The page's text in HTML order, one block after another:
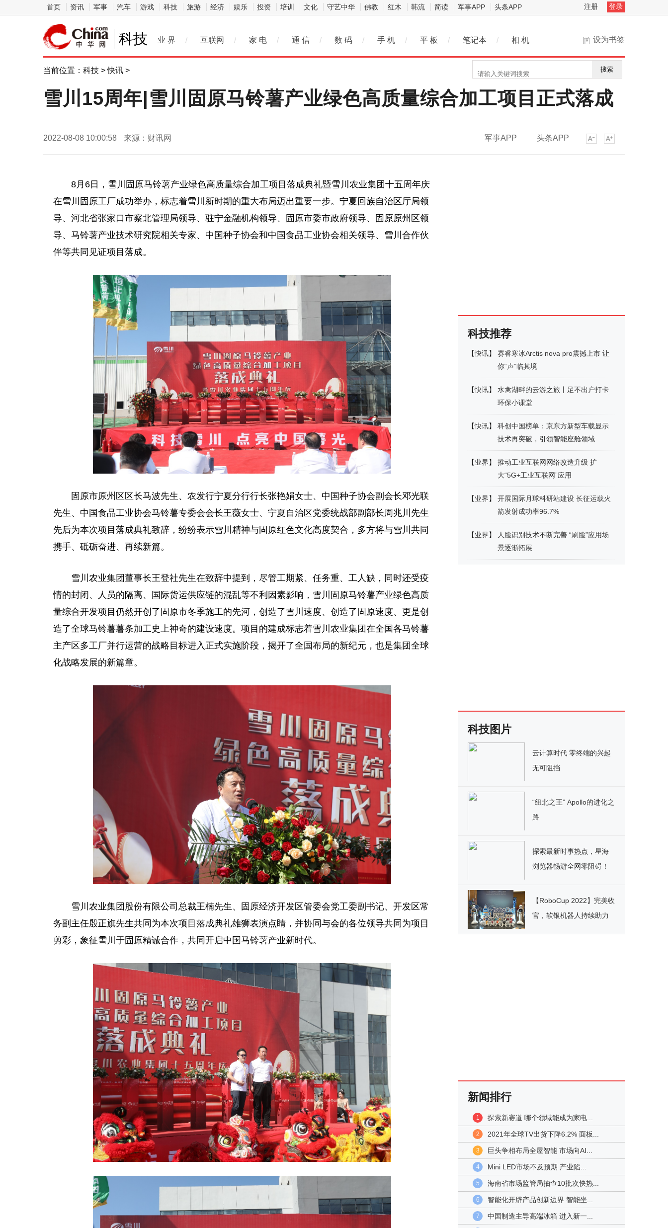
首页 资讯 军事 汽车 游戏 科技 旅游 经济 娱乐 投资 培训 文化 守艺中华 佛教 红木 韩流 简读 军事APP 头条APP 注册 登录
科技 设为书签
业 界 / 互联网 / 家 电 / 通 信 / 数 码 / 手 机 / 平 板 / 笔记本 / 相 机
当前位置： 科技 >快讯 > 搜索
雪川15周年|雪川固原马铃薯产业绿色高质量综合加工项目正式落成
2022-08-08 10:00:58 来源：财讯网 军事APP 头条APP
8月6日，雪川固原马铃薯产业绿色高质量综合加工项目落成典礼暨雪川农业集团十五周年庆
在雪川固原工厂成功举办，标志着雪川新时期的重大布局迈出重要一步。宁夏回族自治区厅局领
导、河北省张家口市察北管理局领导、驻宁金融机构领导、固原市委市政府领导、固原原州区领
导、马铃薯产业技术研究院相关专家、 中国种子协会和中国食品工业协会相关领导、雪川合作伙
伴等共同见证项目落成。
固原市原州区区长马波先生、农发行宁夏分行行长张艳娟女士、 中国种子协会副会长邓光联
先生、 中国食品工业协会马铃薯专委会会长王薇女士、宁夏自治区党委统战部副部长周兆川先生
先后为本次项目落成典礼致辞，纷纷表示雪川精神与固原红色文化高度契合，多方将与雪川共同
携手、砥砺奋进、再续新篇。
雪川农业集团董事长王登社先生在致辞中提到，尽管工期紧、任务重、工人缺，同时还受疫
情的封闭、人员的隔离、国际货运供应链的混乱等不利因素影响，雪川固原马铃薯产业绿色高质
量综合开发项目仍然开创了固原市冬季施工的先河，创造了雪川速度、创造了固原速度、更是创
造了全球马铃薯薯条加工史上神奇的建设速度。项目的建成标志着雪川农业集团在全国各马铃薯
主产区多工厂并行运营的战略目标进入正式实施阶段，揭开了全国布局的新纪元，也是集团全球
化战略发展的新篇章。
雪川农业集团股份有限公司 总裁王楠先生、固原经济开发区管委会党工委副书记、开发区常
务副主任殷正旗先生共同为本次项目落成典礼雄狮表演点睛，并协同与会的各位领导共同为项目
剪彩，象征雪川于固原精诚合作，共同开启中国马铃薯产业新时代。
科技推荐
【快讯】
赛睿寒冰Arctis nova pro震撼上市 让
你“声”临其境
【快讯】
水禽湖畔的云游之旅丨足不出户打卡
环保小课堂
【快讯】
科创中国榜单：京东方新型车载显示
技术再突破，引领智能座舱领域
【业界】
推动工业互联网网络改造升级 扩
大“5G+工业互联网”应用
【业界】
开展国际月球科研站建设 长征运载火
箭发射成功率96.7%
【业界】
人脸识别技术不断完善 “刷脸”应用场
景逐渐拓展
科技图片
云计算时代 零终端的兴起
无可阻挡
“纽北之王” Apollo的进化之
路
探索最新时事热点，星海
浏览器畅游全网零阻碍！
【RoboCup 2022】完美收
官，软银机器人持续助力
新闻排行
1 探索新赛道 哪个领域能成为家电...
2 2021年全球TV出货下降6.2% 面板...
3 巨头争相布局全屋智能 市场向AI...
4 Mini LED市场不及预期 产业陷...
5 海南省市场监管局抽查10批次快热...
6 智能化开辟产品创新边界 智能坐...
7 中国制造主导高端冰箱 进入新一...